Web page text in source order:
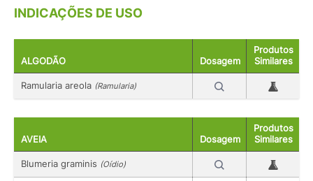
INDICAÇÕES DE USO
ALGODÃO Dosagem
Produtos
Similares
Ramularia areola (Ramularia)
AVEIA Dosagem
Produtos
Similares
Blumeria graminis (Oídio)